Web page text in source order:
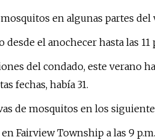
en algunas partes del
el anochecer hasta las
del condado, este verano
fechas, había 31.
de mosquitos en los
Fairview Township a las 9 p.m.